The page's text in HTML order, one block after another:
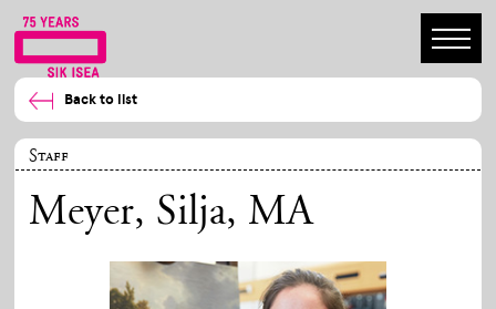
Back to list
Staff
Meyer, Silja, MA